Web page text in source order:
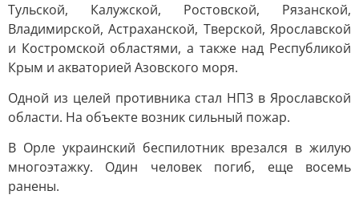
Тульской, Калужской, Ростовской, Рязанской,
Владимирской, Астраханской, Тверской, Ярославской
и Костромской областями, а также над Республикой
Крым и акваторией Азовского моря.
Одной из целей противника стал НПЗ в Ярославской
области. На объекте возник сильный пожар.
В Орле украинский беспилотник врезался в жилую
многоэтажку. Один человек погиб, еще восемь
ранены.